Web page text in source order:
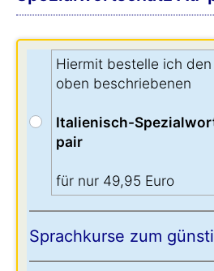
Hiermit bestelle ich den
oben beschriebenen
Italienisch-
pair
für nur 49,95 Euro
Sprachkurse zum